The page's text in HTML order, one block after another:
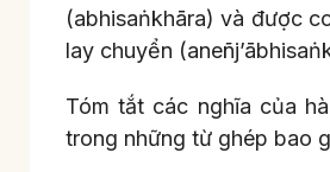
(abhisaṅkhāra) và được
lay chuyển
Tóm tắt các nghĩa của
trong những từ ghép bao